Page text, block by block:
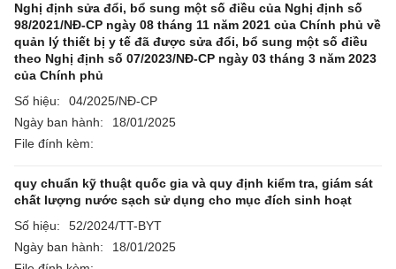
Nghị định sửa đổi, bổ sung một số điều của Nghị định số
98/2021/NĐ-CP ngày 08 tháng 11 năm 2021 của Chính phủ về
quản lý thiết bị y tế đã được sửa đổi, bổ sung một số điều
theo Nghị định số 07/2023/NĐ-CP ngày 03 tháng 3 năm 2023
của Chính phủ
Số hiệu:
04/2025/NĐ-CP
Ngày ban hành:
18/01/2025
File đính kèm:
quy chuẩn kỹ thuật quốc gia và quy định kiểm tra, giám sát
chất lượng nước sạch sử dụng cho mục đích sinh hoạt
Số hiệu:
52/2024/TT-BYT
Ngày ban hành:
18/01/2025